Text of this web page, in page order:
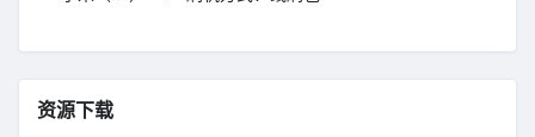
资源下载